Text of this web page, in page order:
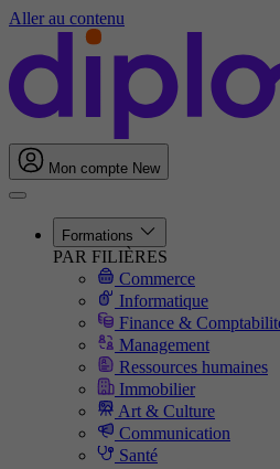
Aller au contenu
Mon compte New
Formations
PAR FILIÈRES
Commerce
Informatique
Finance &
Management
Ressources humaines
Immobilier
Art & Culture
Communication
Santé